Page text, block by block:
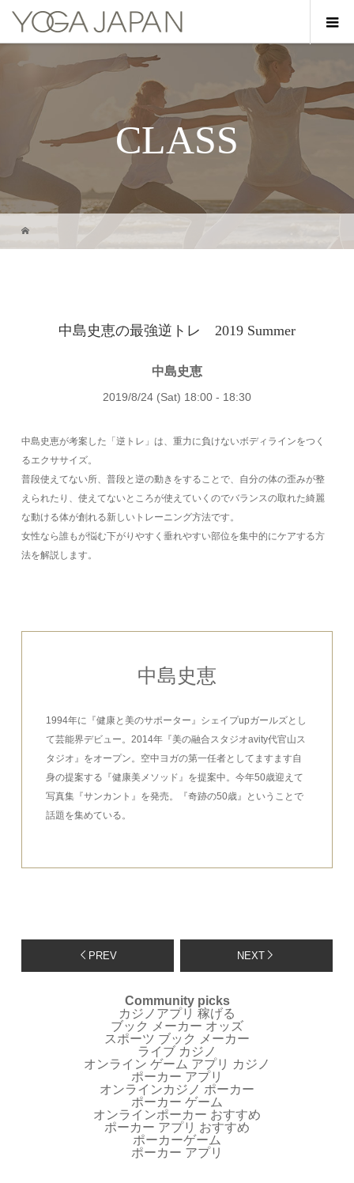
CLASS
中島史恵の最強逆トレ 2019 Summer
中島史恵
2019/8/24 (Sat) 18:00 - 18:30
中島史恵が考案した「逆トレ」は、重力に負けないボディラインをつく
るエクササイズ。
普段使えてない所、普段と逆の動きをすることで、自分の体の歪みが整
えられたり、使えてないところが使えていくのでバランスの取れた綺麗
な動ける体が創れる新しいトレーニング方法です。
女性なら誰もが悩む下がりやすく垂れやすい部位を集中的にケアする方
法を解説します。
中島史恵
1994年に『健康と美のサポーター』シェイプupガールズとし
て芸能界デビュー。2014年『美の融合スタジオavity代官山ス
タジオ』をオープン。空中ヨガの第一任者としてますます自
身の提案する『健康美メソッド』を提案中。今年50歳迎えて
写真集『サンカント』を発売。『奇跡の50歳』ということで
話題を集めている。
PREV NEXT
Community picks
カジノアプリ 稼げる
ブック メーカー オッズ
スポーツ ブック メーカー
ライブ カジノ
オンライン ゲーム アプリ カジノ
ポーカー アプリ
オンラインカジノ ポーカー
ポーカー ゲーム
オンラインポーカー おすすめ
ポーカー アプリ おすすめ
ポーカーゲーム
ポーカー アプリ